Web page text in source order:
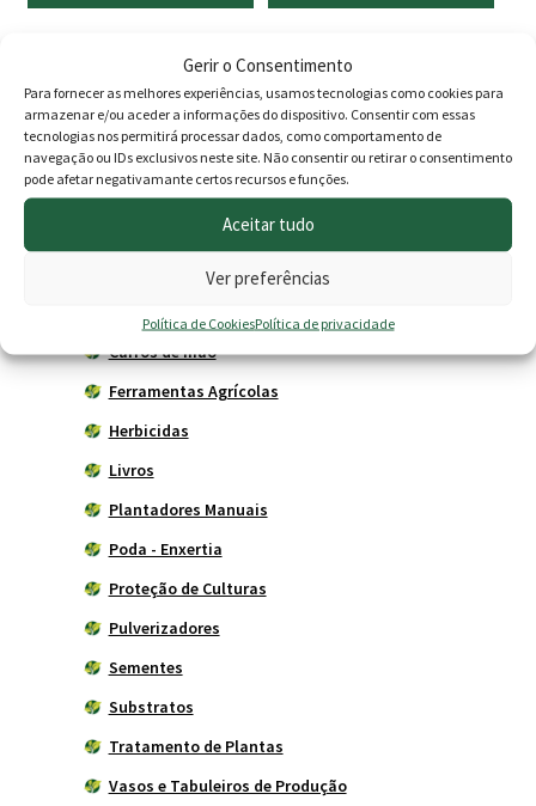
Gerir o Consentimento
Para fornecer as melhores experiências, usamos tecnologias como cookies para
armazenar e/ou aceder a informações do dispositivo. Consentir com essas
tecnologias nos permitirá processar dados, como comportamento de
navegação ou IDs exclusivos neste site. Não consentir ou retirar o consentimento
pode afetar negativamante certos recursos e funções.
Aceitar tudo
Ver preferências
Política de CookiesPolítica de privacidade
Produtos
Agricultura
Horta
Adubos
Carros de mão
Ferramentas Agrícolas
Herbicidas
Livros
Plantadores Manuais
Poda - Enxertia
Proteção de Culturas
Pulverizadores
Sementes
Substratos
Tratamento de Plantas
Vasos e Tabuleiros de Produção